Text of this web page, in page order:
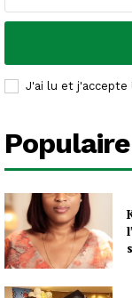
J'ai lu et j'accepte
Populaire